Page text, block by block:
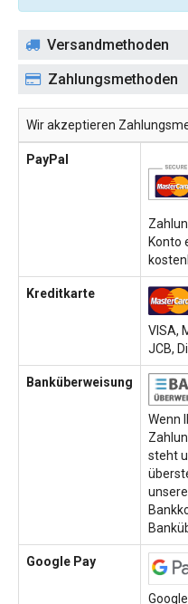
Versandmethoden
Zahlungsmethoden
Wir akzeptieren
PayPal
Konto
Kreditkarte
VISA,
JCB,
Banküberweisung
Wenn
steht
Google Pay